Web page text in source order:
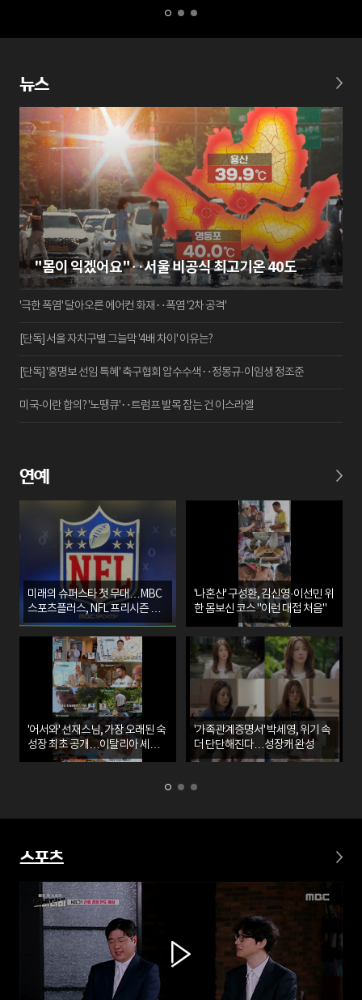
뉴스
"몸이 익겠어요"‥서울 비공식 최고기온 40도
'극한 폭염' 달아오른 에어컨 화재‥폭염 '2차 공격'
[단독] 서울 자치구별 그늘막 '4배 차이' 이유는?
[단독] '홍명보 선임 특혜' 축구협회 압수수색‥정몽규·이임생 정조준
미국-이란 합의? '노땡큐'‥트럼프 발목 잡는 건 이스라엘
연예
미래의 슈퍼스타 첫 무대…MBC
스포츠플러스, NFL 프리시즌 생
중계
'나혼산' 구성환, 김신영·이선민 위
한 몸보신 코스 "이런 대접 처음"
'어서와' 선재스님, 가장 오래된 숙
성장 최초 공개…이탈리아 셰프
들 극찬
'가족관계증명서' 박세영, 위기 속
더 단단해진다…성장캐 완성
스포츠